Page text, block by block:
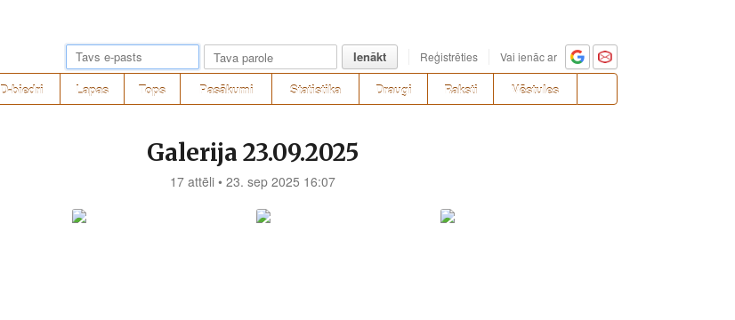
Ienākt Reģistrēties Vai ienāc ar
D-biedri Lapas Tops Pasākumi Statistika Draugi Raksti Vēstules
Galerija 23.09.2025
17 attēli • 23. sep 2025 16:07